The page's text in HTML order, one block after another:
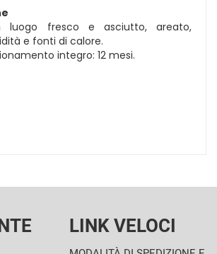
luogo fresco e asciutto, areato,
e fonti di calore.
integro: 12 mesi.
LINK VELOCI